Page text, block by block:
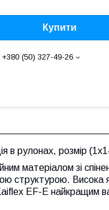
Купити
+380 (50) 327-49-26
в рулонах, розмір
матеріалом зі
структурою. Висока
EF-E найкращим